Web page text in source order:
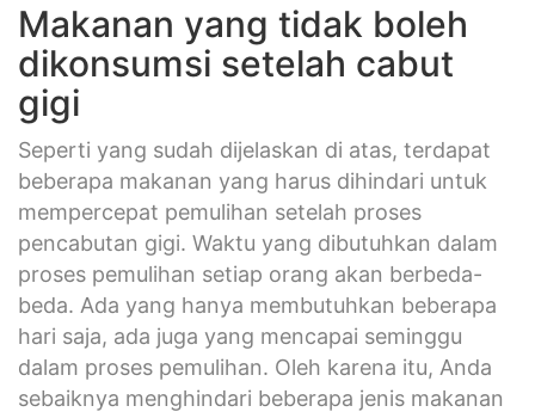
Makanan yang tidak boleh
dikonsumsi setelah cabut
gigi
Seperti yang sudah dijelaskan di atas, terdapat
beberapa makanan yang harus dihindari untuk
mempercepat pemulihan setelah proses
pencabutan gigi. Waktu yang dibutuhkan dalam
proses pemulihan setiap orang akan berbeda-
beda. Ada yang hanya membutuhkan beberapa
hari saja, ada juga yang mencapai seminggu
dalam proses pemulihan. Oleh karena itu, Anda
sebaiknya menghindari beberapa jenis makanan